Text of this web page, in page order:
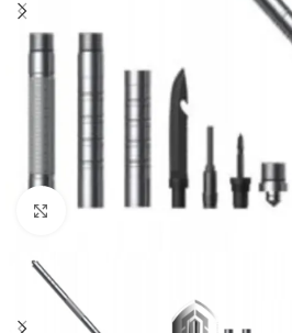
Spustelėkite, kad padidintumėte